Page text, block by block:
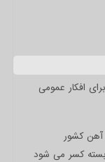
افکار عمومی
کشور
بسته کسر می شود